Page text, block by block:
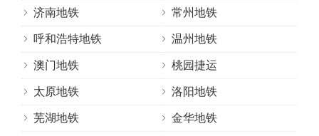
济南地铁 常州地铁
呼和浩特地铁 温州地铁
澳门地铁 桃园捷运
太原地铁 洛阳地铁
芜湖地铁 金华地铁